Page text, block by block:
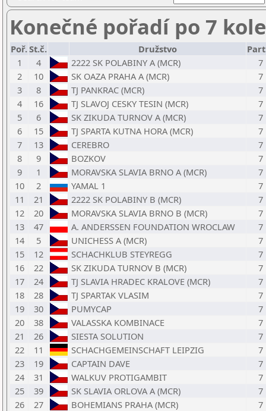
Konečné pořadí po 7
Poř.St.č. Družstvo
1
4 2222 SK POLABINY A (MCR)
7
2
10 SK OAZA PRAHA A (MCR)
7
3
8 TJ PANKRAC (MCR)
7
4
16 TJ SLAVOJ CESKY TESIN (MCR)
7
5
6 SK ZIKUDA TURNOV A (MCR)
7
6
15 TJ SPARTA KUTNA HORA (MCR)
7
7
13 CEREBRO
7
8
9 BOZKOV
7
9
1 MORAVSKA SLAVIA BRNO A (MCR)
7
10
2 YAMAL 1
7
11
21 2222 SK POLABINY B (MCR)
7
12
20 MORAVSKA SLAVIA BRNO B (MCR)
7
13
47 A. ANDERSSEN FOUNDATION WROCLAW
7
14
5 UNICHESS A (MCR)
7
15
12 SCHACHKLUB STEYREGG
7
16
22 SK ZIKUDA TURNOV B (MCR)
7
17
24 TJ SLAVIA HRADEC KRALOVE (MCR)
7
18
28 TJ SPARTAK VLASIM
7
19
30 PUMYCAP
7
20
38 VALASSKA KOMBINACE
7
21
26 SIESTA SOLUTION
7
22
11 SCHACHGEMEINSCHAFT LEIPZIG
7
23
19 CAPTAIN DAVE
7
24
31 WALKUV PROTIGAMBIT
7
25
39 SK SLAVIA ORLOVA A (MCR)
7
26
27 BOHEMIANS PRAHA (MCR)
7